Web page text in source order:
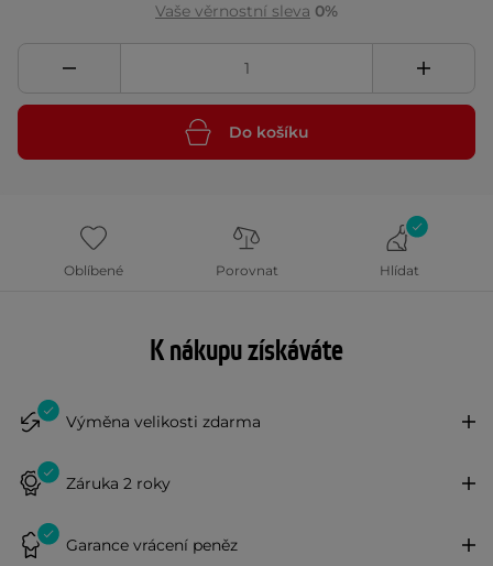
Vaše věrnostní sleva 0%
Do košíku
Oblíbené Porovnat Hlídat
K nákupu získáváte
Výměna velikosti zdarma
Záruka 2 roky
Garance vrácení peněz